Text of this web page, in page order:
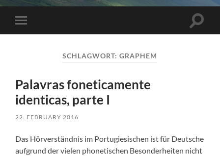
Mobile-
Menü
SCHLAGWORT:GRAPHEM
Palavras foneticamente
identicas, parte I
22. FEBRUARY 2016
Das Hör­ver­ständ­nis im Por­tu­gie­si­schen ist für Deut­sche
auf­grund der vie­len pho­ne­ti­schen Beson­der­hei­ten nicht